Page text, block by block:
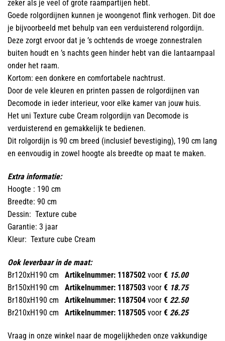
zeker als je veel of grote raampartijen hebt.
Goede rolgordijnen kunnen je woongenot flink verhogen. Dit doe
je bijvoorbeeld met behulp van een verduisterend rolgordijn.
Deze zorgt ervoor dat je ’s ochtends de vroege zonnestralen
buiten houdt en ’s nachts geen hinder hebt van die lantaarnpaal
onder het raam.
Kortom: een donkere en comfortabele nachtrust.
Door de vele kleuren en printen passen de rolgordijnen van
Decomode in ieder interieur, voor elke kamer van jouw huis.
Het uni Texture cube Cream rolgordijn van Decomode is
verduisterend en gemakkelijk te bedienen.
Dit rolgordijn is 90 cm breed (inclusief bevestiging), 190 cm lang
en eenvoudig in zowel hoogte als breedte op maat te maken.
Extra informatie:
Hoogte : 190 cm
Breedte: 90 cm
Dessin: Texture cube
Garantie: 3 jaar
Kleur: Texture cube Cream
Ook leverbaar in de maat:
Br120xH190 cm Artikelnummer: 1187502 voor € 15.00
Br150xH190 cm Artikelnummer: 1187503 voor € 18.75
Br180xH190 cm Artikelnummer: 1187504 voor € 22.50
Br210xH190 cm Artikelnummer: 1187505 voor € 26.25
Vraag in onze winkel naar de mogelijkheden onze vakkundige